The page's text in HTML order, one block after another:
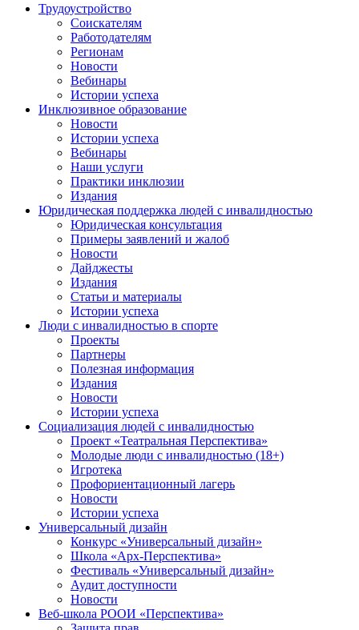
Трудоустройство
Соискателям
Работодателям
Регионам
Новости
Вебинары
Истории успеха
Инклюзивное образование
Новости
Истории успеха
Вебинары
Наши услуги
Практики инклюзии
Издания
Юридическая поддержка людей с инвалидностью
Юридическая консультация
Примеры заявлений и жалоб
Новости
Дайджесты
Издания
Статьи и материалы
Истории успеха
Люди с инвалидностью в спорте
Проекты
Партнеры
Полезная информация
Издания
Новости
Истории успеха
Социализация людей с инвалидностью
Проект «Театральная Перспектива»
Молодые люди с инвалидностью (18+)
Игротека
Профориентационный лагерь
Новости
Истории успеха
Универсальный дизайн
Конкурс «Универсальный дизайн»
Школа «Арх-Перспектива»
Фестиваль «Универсальный дизайн»
Аудит доступности
Новости
Веб-школа РООИ «Перспектива»